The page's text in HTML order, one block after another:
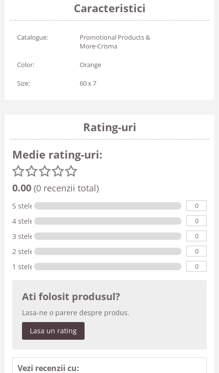
Caracteristici
Catalogue:
Promotional Products &
More-Crisma
Color: Orange
Size: 60 x 7
Rating-uri
Medie rating-uri:
0.00 (0 recenzii total)
5 stele 0
4 stele 0
3 stele 0
2 stele 0
1 stele 0
Ati folosit produsul?
Lasa-ne o parere despre produs.
Lasa un rating
Vezi recenzii cu: